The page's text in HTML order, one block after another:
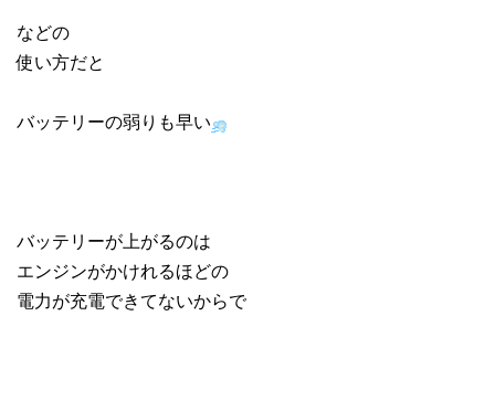
などの
使い方だと
バッテリーの弱りも早い
バッテリーが上がるのは
エンジンがかけれるほどの
電力が充電できてないからで